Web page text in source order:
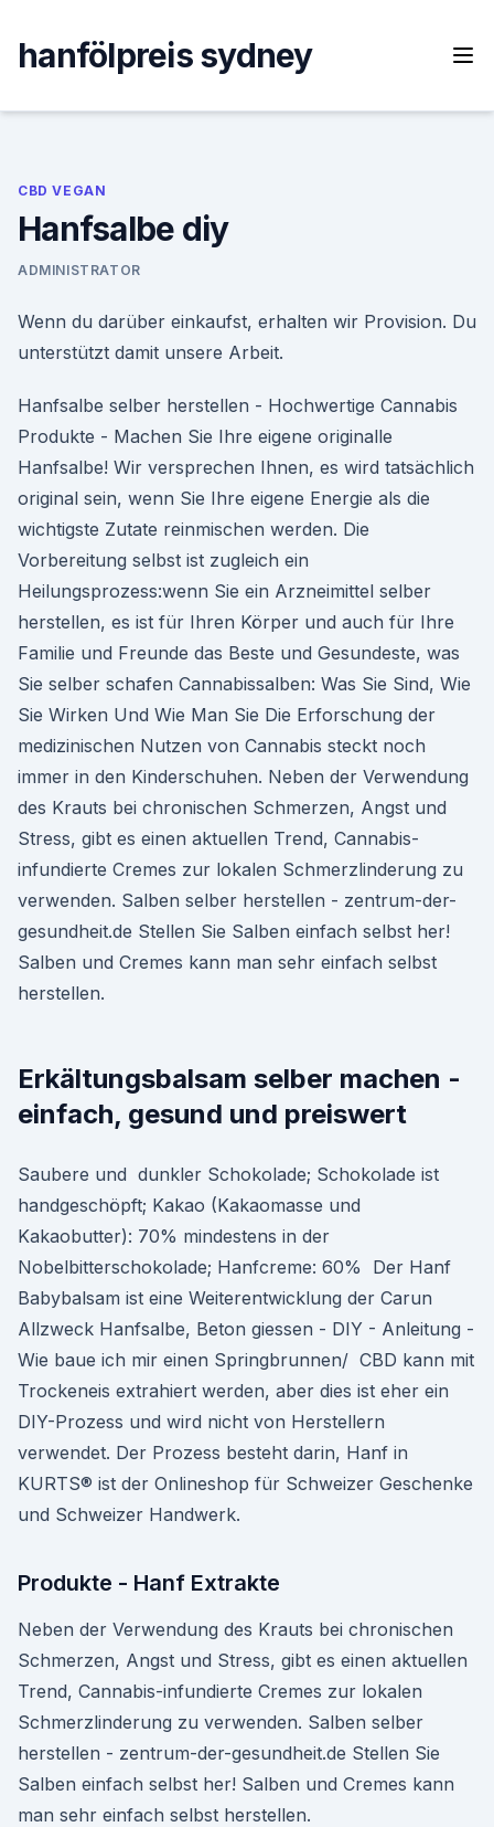
content
hanfölpreis sydney
CBD VEGAN
Hanfsalbe diy
ADMINISTRATOR
Wenn du darüber einkaufst, erhalten wir Provision. Du
unterstützt damit unsere Arbeit.
Hanfsalbe selber herstellen - Hochwertige Cannabis
Produkte - Machen Sie Ihre eigene originalle
Hanfsalbe! Wir versprechen Ihnen, es wird tatsächlich
original sein, wenn Sie Ihre eigene Energie als die
wichtigste Zutate reinmischen werden. Die
Vorbereitung selbst ist zugleich ein
Heilungsprozess:wenn Sie ein Arzneimittel selber
herstellen, es ist für Ihren Körper und auch für Ihre
Familie und Freunde das Beste und Gesundeste, was
Sie selber schafen Cannabissalben: Was Sie Sind, Wie
Sie Wirken Und Wie Man Sie Die Erforschung der
medizinischen Nutzen von Cannabis steckt noch
immer in den Kinderschuhen. Neben der Verwendung
des Krauts bei chronischen Schmerzen, Angst und
Stress, gibt es einen aktuellen Trend, Cannabis-
infundierte Cremes zur lokalen Schmerzlinderung zu
verwenden. Salben selber herstellen - zentrum-der-
gesundheit.de Stellen Sie Salben einfach selbst her!
Salben und Cremes kann man sehr einfach selbst
herstellen.
Erkältungsbalsam selber machen -
einfach, gesund und preiswert
Saubere und dunkler Schokolade; Schokolade ist
handgeschöpft; Kakao (Kakaomasse und
Kakaobutter): 70% mindestens in der
Nobelbitterschokolade; Hanfcreme: 60% Der Hanf
Babybalsam ist eine Weiterentwicklung der Carun
Allzweck Hanfsalbe, Beton giessen - DIY - Anleitung -
Wie baue ich mir einen Springbrunnen/ CBD kann mit
Trockeneis extrahiert werden, aber dies ist eher ein
DIY-Prozess und wird nicht von Herstellern
verwendet. Der Prozess besteht darin, Hanf in
KURTS® ist der Onlineshop für Schweizer Geschenke
und Schweizer Handwerk.
Produkte - Hanf Extrakte
Neben der Verwendung des Krauts bei chronischen
Schmerzen, Angst und Stress, gibt es einen aktuellen
Trend, Cannabis-infundierte Cremes zur lokalen
Schmerzlinderung zu verwenden. Salben selber
herstellen - zentrum-der-gesundheit.de Stellen Sie
Salben einfach selbst her! Salben und Cremes kann
man sehr einfach selbst herstellen.